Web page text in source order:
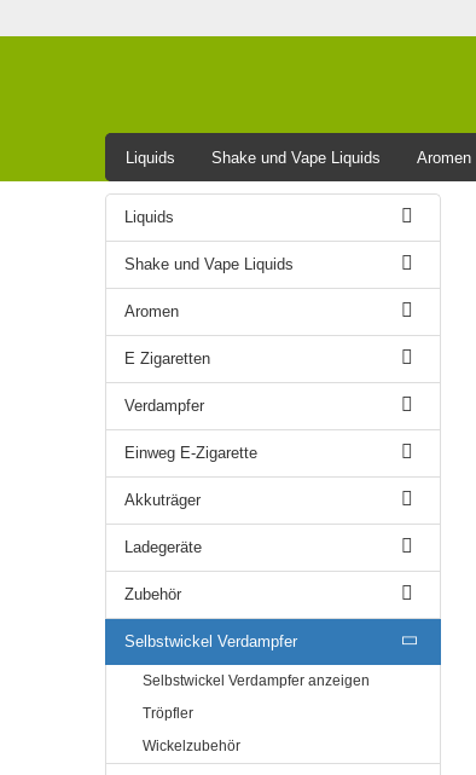
Liquids Shake und Vape Liquids Aromen
Leider ausverkauft
Liquids
Shake und Vape Liquids
Aromen
E Zigaretten
Verdampfer
Einweg E-Zigarette
Akkuträger
Ladegeräte
Zubehör
Selbstwickel Verdampfer
Selbstwickel Verdampfer anzeigen
Tröpfler
Wickelzubehör